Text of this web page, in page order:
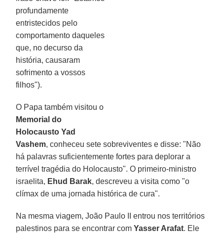
profundamente
entristecidos pelo
comportamento daqueles
que, no decurso da
história, causaram
sofrimento a vossos
filhos").
O Papa também visitou o
Memorial do
Holocausto Yad
Vashem, conheceu sete sobreviventes e disse: "Não
há palavras suficientemente fortes para deplorar a
terrível tragédia do Holocausto". O primeiro-ministro
israelita, Ehud Barak, descreveu a visita como "o
clímax de uma jornada histórica de cura".
Na mesma viagem, João Paulo II entrou nos territórios
palestinos para se encontrar comYasser Arafat. Ele